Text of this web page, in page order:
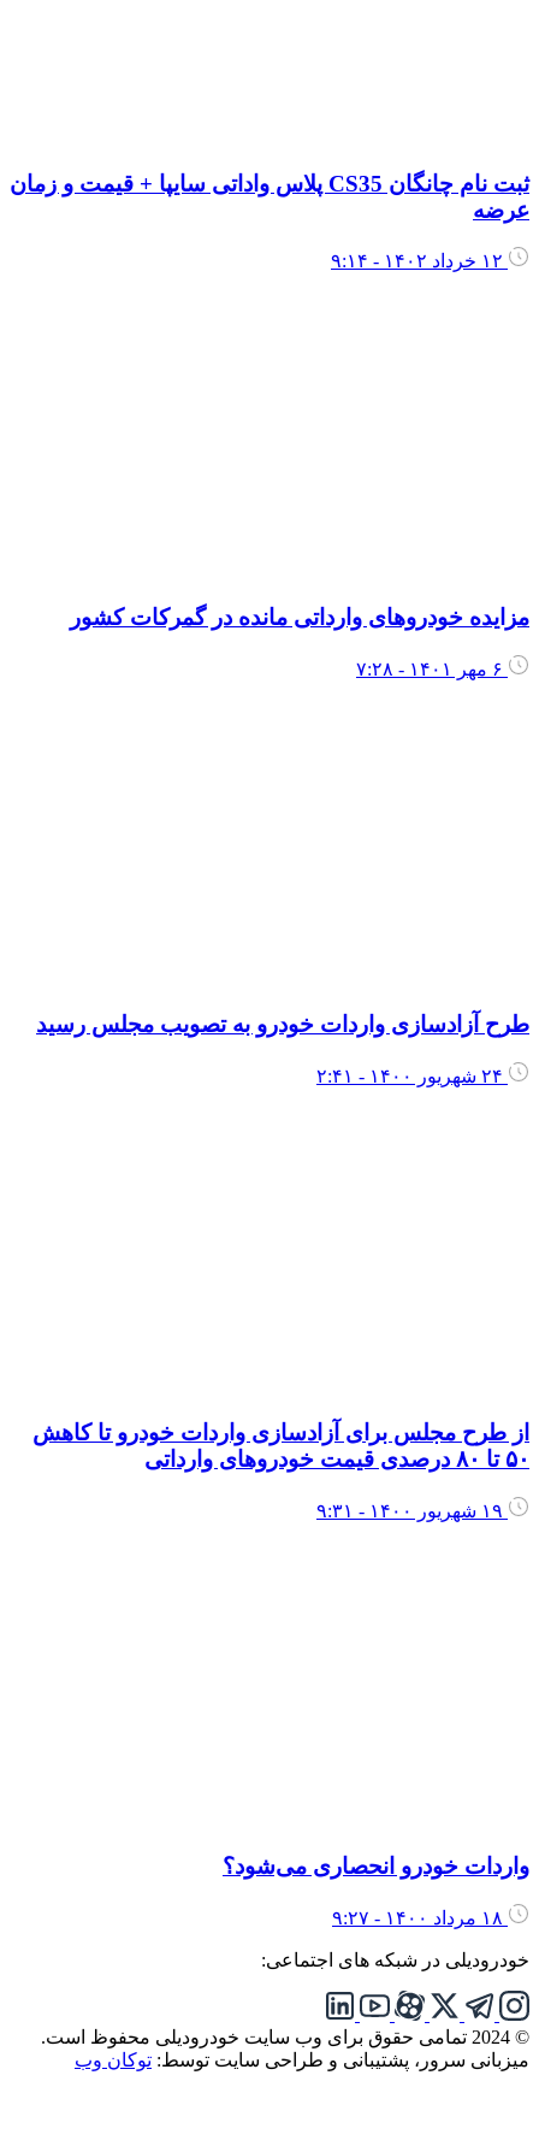
ثبت نام چانگان CS35 پلاس واداتی سایپا + قیمت و زمان
۱۲ خرداد ۱۴۰۲ - ۹:۱۴
خودروهای وارداتی مانده در گمرکات کشور
۶ مهر ۱۴۰۱ - ۷:۲۸
آزادسازی واردات خودرو به تصویب مجلس رسید
۲۴ شهریور ۱۴۰۰ - ۲:۴۱
طرح مجلس برای آزادسازی واردات خودرو تا کاهش
قیمت خودروهای وارداتی
۱۹ شهریور ۱۴۰۰ - ۹:۳۱
خودرو انحصاری می‌شود؟
۱۸ مرداد ۱۴۰۰ - ۹:۲۷
در شبکه های اجتماعی:
برای وب سایت خودرودیلی محفوظ است.
سرور، پشتیبانی و طراحی سایت توسط:توکان وب